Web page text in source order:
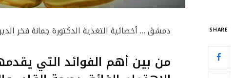
SHARE دمشق … أخصائية التغذية الدكتورة جمانة فخر
من بين أهم الفوائد التي